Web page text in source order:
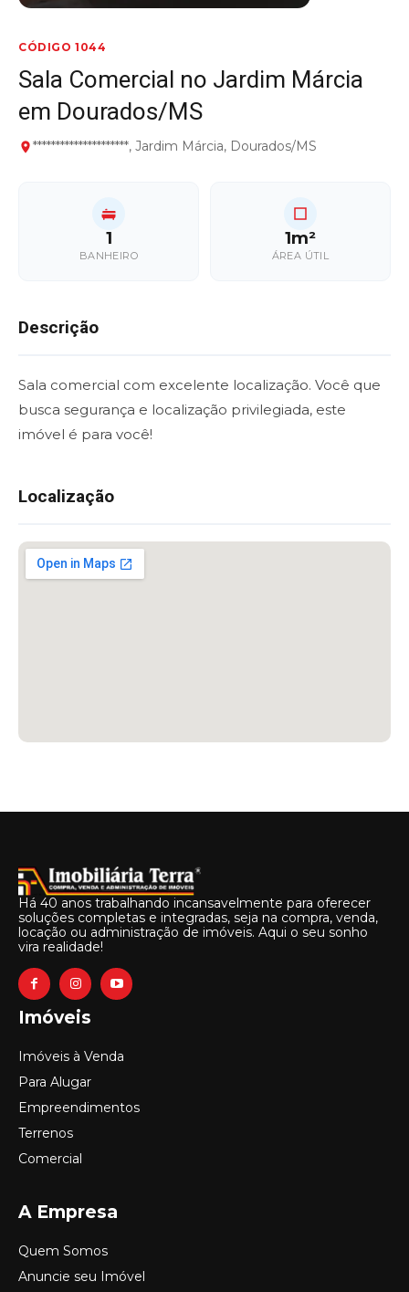
CÓDIGO 1044
Sala Comercial no Jardim Márcia
em Dourados/MS
*********************, Jardim Márcia, Dourados/MS
1
BANHEIRO
1m²
ÁREA ÚTIL
Descrição
Sala comercial com excelente localização. Você que
busca segurança e localização privilegiada, este
imóvel é para você!
Localização
Há 40 anos trabalhando incansavelmente para oferecer
soluções completas e integradas, seja na compra, venda,
locação ou administração de imóveis. Aqui o seu sonho
vira realidade!
Imóveis
Imóveis à Venda
Para Alugar
Empreendimentos
Terrenos
Comercial
A Empresa
Quem Somos
Anuncie seu Imóvel